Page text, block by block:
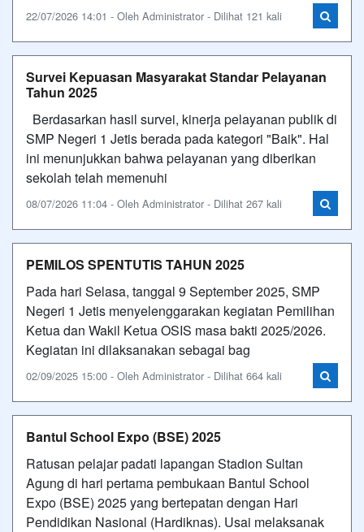
22/07/2026 14:01 - Oleh Administrator - Dilihat 121 kali
Survei Kepuasan Masyarakat Standar Pelayanan
Tahun 2025
Berdasarkan hasil survei, kinerja pelayanan publik di
SMP Negeri 1 Jetis berada pada kategori "Baik". Hal
ini menunjukkan bahwa pelayanan yang diberikan
sekolah telah memenuhi
08/07/2026 11:04 - Oleh Administrator - Dilihat 267 kali
PEMILOS SPENTUTIS TAHUN 2025
Pada hari Selasa, tanggal 9 September 2025, SMP
Negeri 1 Jetis menyelenggarakan kegiatan Pemilihan
Ketua dan Wakil Ketua OSIS masa bakti 2025/2026.
Kegiatan ini dilaksanakan sebagai bag
02/09/2025 15:00 - Oleh Administrator - Dilihat 664 kali
Bantul School Expo (BSE) 2025
Ratusan pelajar padati lapangan Stadion Sultan
Agung di hari pertama pembukaan Bantul School
Expo (BSE) 2025 yang bertepatan dengan Hari
Pendidikan Nasional (Hardiknas). Usai melaksanak